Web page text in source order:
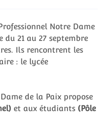
Notre Dame
21 au 27 septembre
Ils rencontrent les
: le lycée
de la Paix propose
et aux étudiants (Pôle